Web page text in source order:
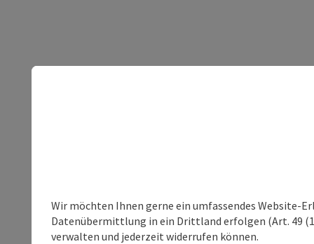
Wir möchten Ihnen gerne ein umfassendes Website-
Datenübermittlung in ein Drittland erfolgen (Art. 49
verwalten und jederzeit widerrufen können.